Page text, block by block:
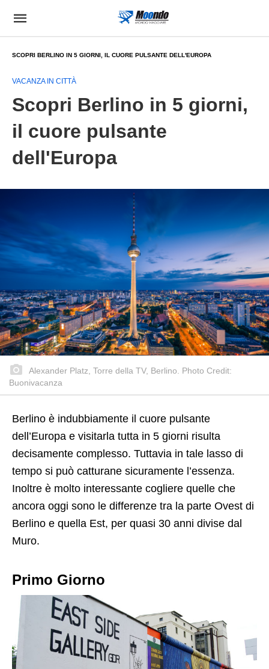
SCOPRI BERLINO IN 5 GIORNI, IL CUORE PULSANTE DELL'EUROPA
VACANZA IN CITTÀ
Scopri Berlino in 5 giorni,
il cuore pulsante
dell'Europa
Alexander Platz, Torre della TV, Berlino. Photo Credit:
Buonivacanza
Berlino è indubbiamente il cuore pulsante
dell’Europa e visitarla tutta in 5 giorni risulta
decisamente complesso. Tuttavia in tale lasso di
tempo si può catturane sicuramente l’essenza.
Inoltre è molto interessante cogliere quelle che
ancora oggi sono le differenze tra la parte Ovest di
Berlino e quella Est, per quasi 30 anni divise dal
Muro.
Primo Giorno